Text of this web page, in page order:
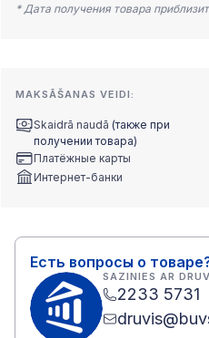
* Дата получения товара
MAKSĀŠANAS VEIDI:
Skaidrā naudā (также при
получении товара)
Платёжные карты
Интернет-банки
Есть вопросы о
SAZINIES AR
2233 5731